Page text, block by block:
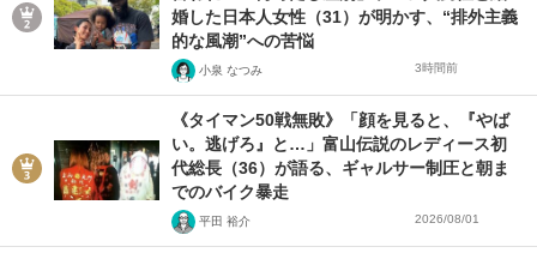
婚した日本人女性（31）が明かす、“排外主義
的な風潮”への苦悩
小泉 なつみ 3時間前
《タイマン50戦無敗》「顔を見ると、『やば
い。逃げろ』と…」富山伝説のレディース初
代総長（36）が語る、ギャルサー制圧と朝ま
でのバイク暴走
平田 裕介 2026/08/01